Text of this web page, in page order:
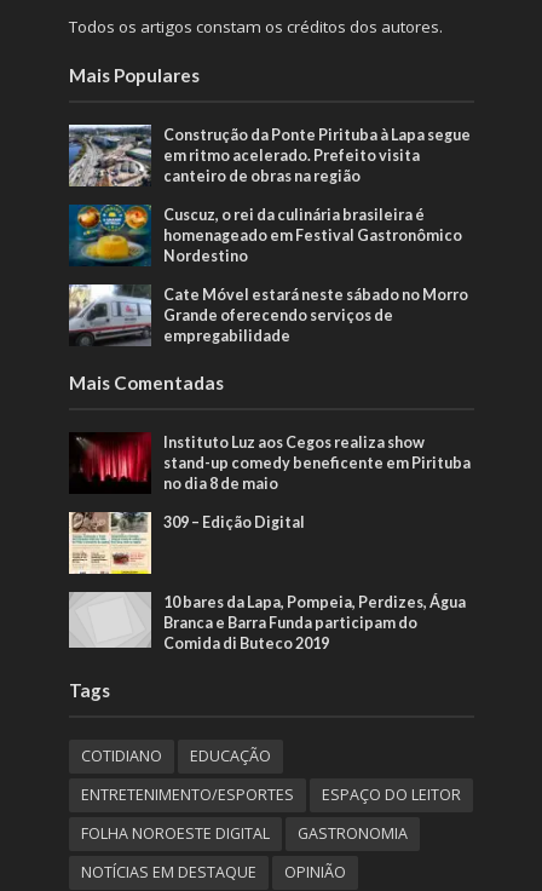
Todos os artigos constam os créditos dos autores.
Mais Populares
Construção da Ponte Pirituba à Lapa segue
em ritmo acelerado. Prefeito visita
canteiro de obras na região
Cuscuz, o rei da culinária brasileira é
homenageado em Festival Gastronômico
Nordestino
Cate Móvel estará neste sábado no Morro
Grande oferecendo serviços de
empregabilidade
Mais Comentadas
Instituto Luz aos Cegos realiza show
stand-up comedy beneficente em Pirituba
no dia 8 de maio
309 – Edição Digital
10 bares da Lapa, Pompeia, Perdizes, Água
Branca e Barra Funda participam do
Comida di Buteco 2019
Tags
COTIDIANO
EDUCAÇÃO
ENTRETENIMENTO/ESPORTES
ESPAÇO DO LEITOR
FOLHA NOROESTE DIGITAL
GASTRONOMIA
NOTÍCIAS EM DESTAQUE
OPINIÃO